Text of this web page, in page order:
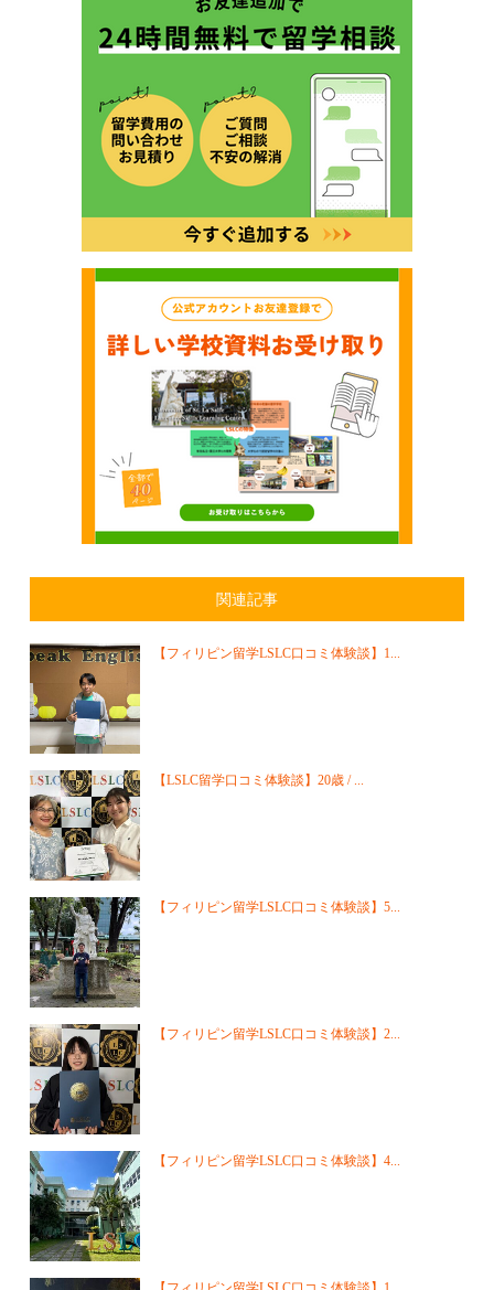
関連記事
【フィリピン留学LSLC口コミ体験談】1...
【LSLC留学口コミ体験談】20歳 / ...
【フィリピン留学LSLC口コミ体験談】5...
【フィリピン留学LSLC口コミ体験談】2...
【フィリピン留学LSLC口コミ体験談】4...